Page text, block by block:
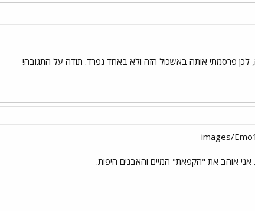
פרסמתי אותה באשכול הזה ולא באחד נפרד. תודה על התגובה!
אוהב את "הקפאת" המיים והאבנים היפות.